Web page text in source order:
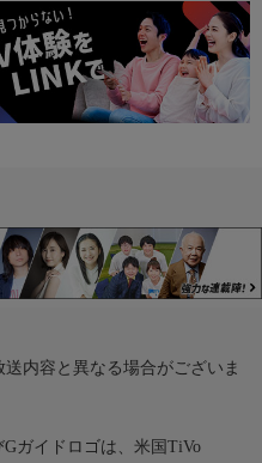
内容と異なる場合がございま
ガイドロゴは、米国TiVo